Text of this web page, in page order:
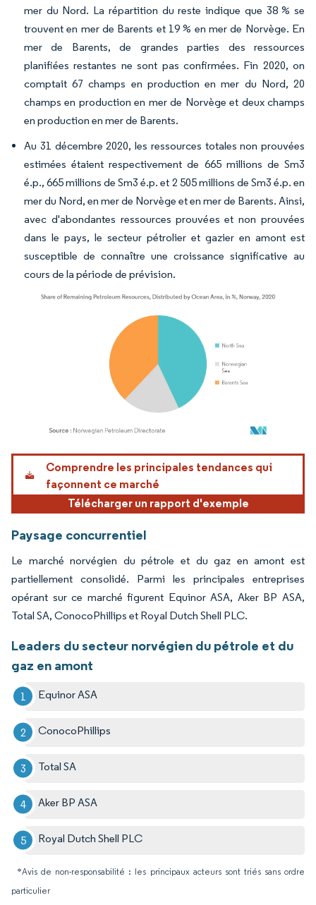
mer du Nord. La répartition du reste indique que 38 % se
trouvent en mer de Barents et 19 % en mer de Norvège. En
mer de Barents, de grandes parties des ressources
planifiées restantes ne sont pas confirmées. Fin 2020, on
comptait 67 champs en production en mer du Nord, 20
champs en production en mer de Norvège et deux champs
en production en mer de Barents.
Au 31 décembre 2020, les ressources totales non prouvées
estimées étaient respectivement de 665 millions de Sm3
é.p., 665 millions de Sm3 é.p. et 2 505 millions de Sm3 é.p. en
mer du Nord, en mer de Norvège et en mer de Barents. Ainsi,
avec d'abondantes ressources prouvées et non prouvées
dans le pays, le secteur pétrolier et gazier en amont est
susceptible de connaître une croissance significative au
cours de la période de prévision.
Image © Mordor Intelligence. La réutilisation nécessite une attribution sous CC BY
Comprendre les principales tendances qui
façonnent ce marché
Télécharger un rapport d'exemple
Paysage concurrentiel
Le marché norvégien du pétrole et du gaz en amont est
partiellement consolidé. Parmi les principales entreprises
opérant sur ce marché figurent Equinor ASA, Aker BP ASA,
Total SA, ConocoPhillips et Royal Dutch Shell PLC.
Leaders du secteur norvégien du pétrole et du
gaz en amont
Equinor ASA
ConocoPhillips
Total SA
Aker BP ASA
Royal Dutch Shell PLC
*Avis de non-responsabilité : les principaux acteurs sont triés sans ordre
particulier